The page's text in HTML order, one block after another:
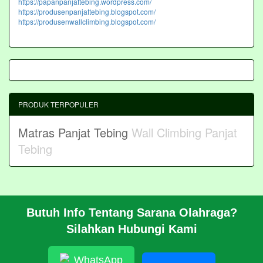
https://produsenpanjattebing.blogspot.com/
https://produsenwallclimbing.blogspot.com/
Butuh Info Tentang Sarana Olahraga?
Silahkan Hubungi Kami
WhatsApp
PRODUK TERPOPULER
Matras Panjat Tebing Wall Climbing Panjat
Tebing
CARA PESAN